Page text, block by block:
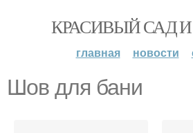
КРАСИВЫЙ САД
главная новости
Шов для бани